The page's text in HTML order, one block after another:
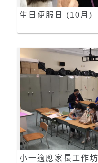
生日便服日 (10月)
小一適應家長工作坊